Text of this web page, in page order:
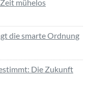
mühelos
die smarte Ordnung
Die Zukunft